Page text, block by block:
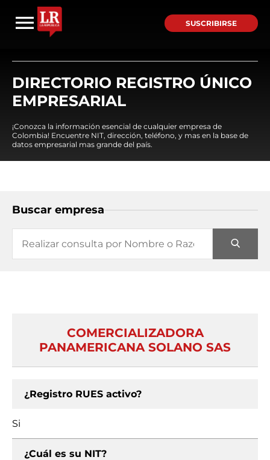
SUSCRIBIRSE
DIRECTORIO REGISTRO ÚNICO
EMPRESARIAL
¡Conozca la información esencial de cualquier empresa de
Colombia! Encuentre NIT, dirección, teléfono, y mas en la base de
datos empresarial mas grande del país.
Buscar empresa
COMERCIALIZADORA
PANAMERICANA SOLANO SAS
¿Registro RUES activo?
Si
¿Cuál es su NIT?